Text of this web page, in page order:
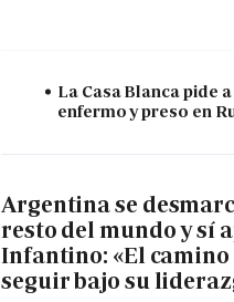
La Casa Blanca pide
enfermo y preso en
Argentina se
resto del mundo y sí
Infantino: «El camino
seguir bajo su